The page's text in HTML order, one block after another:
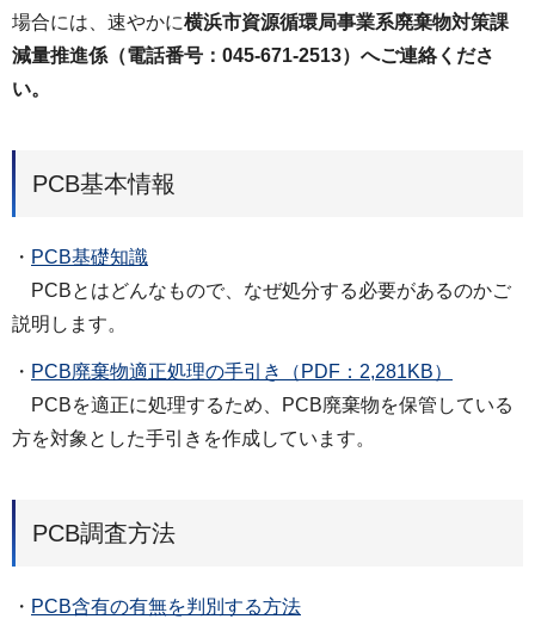
場合には、速やかに横浜市資源循環局事業系廃棄物対策課
減量推進係（電話番号：045-671-2513）へご連絡くださ
い。
PCB基本情報
・ PCB基礎知識
PCBとはどんなもので、なぜ処分する必要があるのかご
説明します。
・ PCB廃棄物適正処理の手引き（PDF：2,281KB）
PCBを適正に処理するため、PCB廃棄物を保管している
方を対象とした手引きを作成しています。
PCB調査方法
・ PCB含有の有無を判別する方法